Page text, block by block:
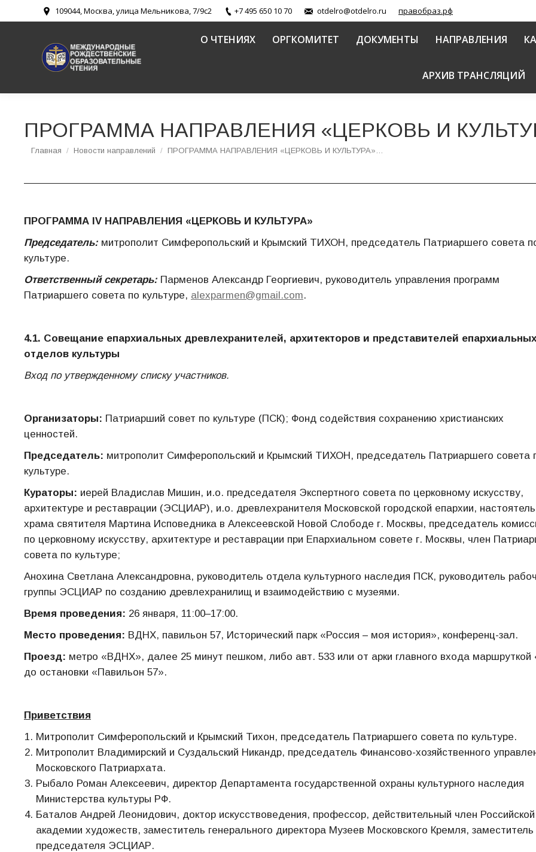
109044, Москва, улица Мельникова, 7/9с2 +7 495 650 10 70 otdelro@otdelro.ru правобраз.рф
О ЧТЕНИЯХ ОРГКОМИТЕТ ДОКУМЕНТЫ НАПРАВЛЕНИЯ
АРХИВ ТРАНСЛЯЦИЙ
ПРОГРАММА НАПРАВЛЕНИЯ «ЦЕРКОВЬ И
Вы здесь:
Главная Новости направлений ПРОГРАММА НАПРАВЛЕНИЯ «ЦЕРКОВЬ И КУЛЬТУРА»…
ПРОГРАММА IV НАПРАВЛЕНИЯ «ЦЕРКОВЬ И КУЛЬТУРА»
Председатель: митрополит Симферопольский и Крымский ТИХОН, председатель Патриаршего совета
культуре.
Ответственный секретарь: Парменов Александр Георгиевич, руководитель управления программ
Патриаршего совета по культуре, alexparmen@gmail.com.
4.1. Совещание епархиальных древлехранителей, архитекторов и представителей епархиальных
отделов культуры
Вход по утвержденному списку участников.
Организаторы: Патриарший совет по культуре (ПСК); Фонд содействия сохранению христианских
ценностей.
Председатель: митрополит Симферопольский и Крымский ТИХОН, председатель Патриаршего совета
культуре.
Кураторы: иерей Владислав Мишин, и.о. председателя Экспертного совета по церковному искусству,
архитектуре и реставрации (ЭСЦИАР), и.о. древлехранителя Московской городской епархии, настоятель
храма святителя Мартина Исповедника в Алексеевской Новой Слободе г. Москвы, председатель
по церковному искусству, архитектуре и реставрации при Епархиальном совете г. Москвы, член
совета по культуре;
Анохина Светлана Александровна, руководитель отдела культурного наследия ПСК, руководитель
группы ЭСЦИАР по созданию древлехранилищ и взаимодействию с музеями.
Время проведения: 26 января, 11:00–17:00.
Место проведения: ВДНХ, павильон 57, Исторический парк «Россия – моя история», конференц-зал.
Проезд: метро «ВДНХ», далее 25 минут пешком, либо авт. 533 или от арки главного входа маршруткой
до остановки «Павильон 57».
Приветствия
Митрополит Симферопольский и Крымский Тихон, председатель Патриаршего совета по культуре.
Митрополит Владимирский и Суздальский Никандр, председатель Финансово-хозяйственного
Московского Патриархата.
Рыбало Роман Алексеевич, директор Департамента государственной охраны культурного наследия
Министерства культуры РФ.
Баталов Андрей Леонидович, доктор искусствоведения, профессор, действительный член Российской
академии художеств, заместитель генерального директора Музеев Московского Кремля, заместитель
председателя ЭСЦИАР.